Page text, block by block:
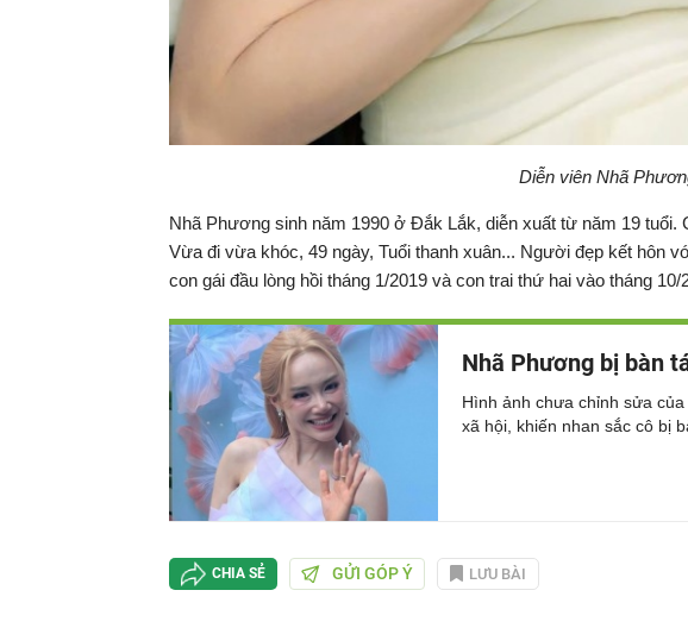
Diễn viên Nhã
Nhã Phương sinh năm 1990 ở Đắk Lắk, diễn xuất từ năm 19 tuổi.
Vừa đi vừa khóc, 49 ngày, Tuổi thanh xuân... Người đẹp kết hôn
con gái đầu lòng hồi tháng 1/2019 và con trai thứ hai vào tháng 10/
Nhã Phương bị bàn
Hình ảnh chưa chỉnh sửa
xã hội, khiến nhan sắc cô bị
CHIA SẺ GỬI GÓP Ý LƯU BÀI